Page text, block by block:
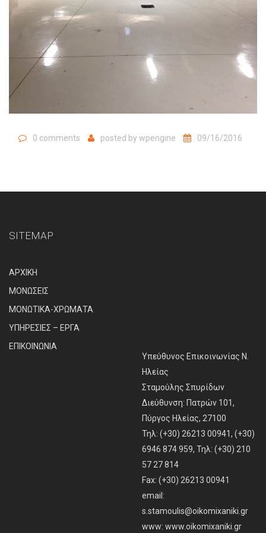
0 comments posted by wpengine 09/16/2016
SITEMAP
ΑΡΧΙΚΗ
ΜΟΝΩΣΕΙΣ
ΜΟΝΩΤΙΚΑ-ΧΡΩΜΑΤΑ
ΥΠΗΡΕΣΙΕΣ – ΕΡΓΑ
ΕΠΙΚΟΙΝΩΝΙΑ
Υπεύθυνος Επικοινωνίας Ν.
Ηλείας
Σταμούλης Σπυρίδων
Διεύθυνση: Πατρών 101,
Πύργος Ηλείας, 27100
Τηλ: (+30) 26213 00941, (+30)
6946 874 959, Τηλ: (+30) 210
57 27 814
Fax: (+30) 26213 00941
email:
s.stamoulis@oikomixaniki.gr
www: www.oikomixaniki.gr